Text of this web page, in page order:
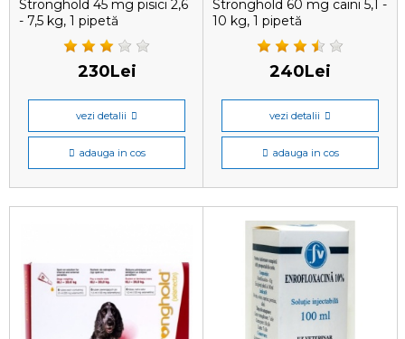
Stronghold 45 mg pisici 2,6
- 7,5 kg, 1 pipetă
antiparazitare
230Lei
vezi detalii
adauga in cos
Stronghold 60 mg caini 5,1 -
10 kg, 1 pipetă
antiparazitară
240Lei
vezi detalii
adauga in cos